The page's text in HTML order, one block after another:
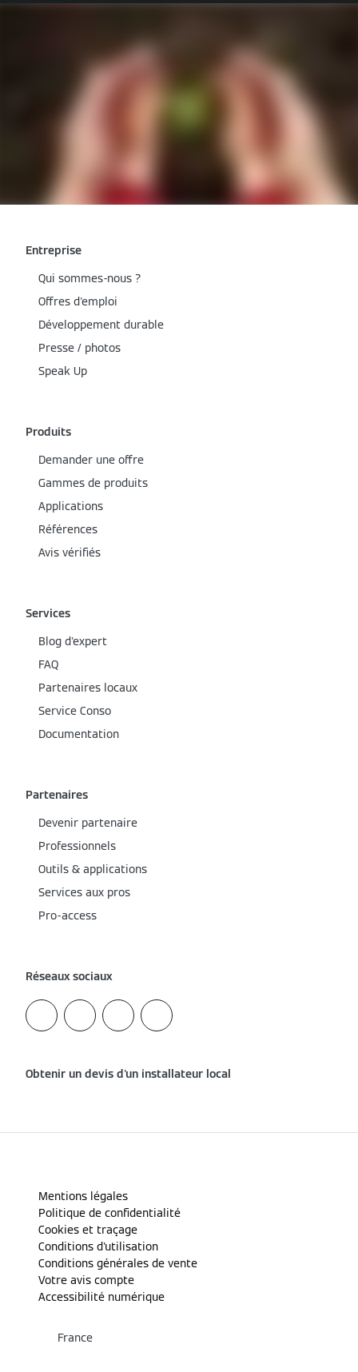
Entreprise
Qui sommes-nous ?
Offres d'emploi
Développement durable
Presse / photos
Speak Up
Produits
Demander une offre
Gammes de produits
Applications
Références
Avis vérifiés
Services
Blog d'expert
FAQ
Partenaires locaux
Service Conso
Documentation
Partenaires
Devenir partenaire
Professionnels
Outils & applications
Services aux pros
Pro-access
Réseaux sociaux
Obtenir un devis d'un installateur local
Mentions légales
Politique de confidentialité
Cookies et traçage
Conditions d'utilisation
Conditions générales de vente
Votre avis compte
Accessibilité numérique
France